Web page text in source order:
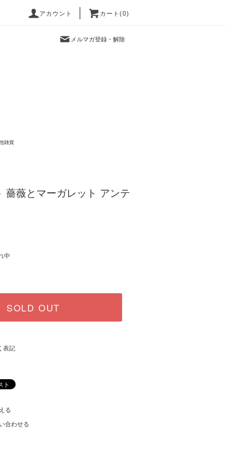
アカウント カート(0)
メルマガ登録・解除
雑貨
薔薇とマーガレット アンテ
中
SOLD OUT
表記
る
合わせる